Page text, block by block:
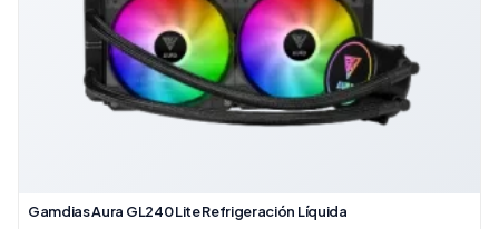
Gamdias Aura GL240 Lite Refrigeración Líquida